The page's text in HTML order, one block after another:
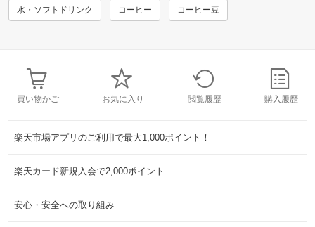
水・ソフトドリンク コーヒー コーヒー豆
買い物かご お気に入り 閲覧履歴 購入履歴
楽天市場アプリのご利用で最大1,000ポイント！
楽天カード新規入会で2,000ポイント
安心・安全への取り組み